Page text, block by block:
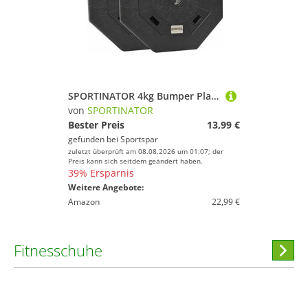
SPORTINATOR 4kg Bumper Plates Fitness Hantelscheiben 2er-Set
von SPORTINATOR
Bester Preis
13,99 €
gefunden bei Sportspar
zuletzt überprüft am 08.08.2026 um 01:07; der
Preis kann sich seitdem geändert haben.
39% Ersparnis
Weitere Angebote:
Amazon
22,99 €
Fitnesschuhe